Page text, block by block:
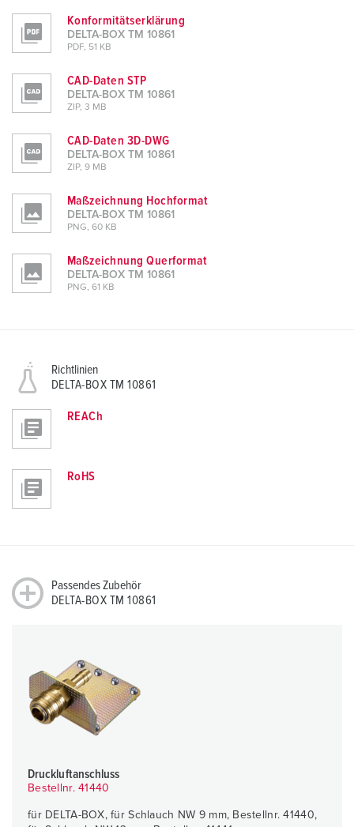
Konformitätserklärung
DELTA-BOX TM 10861
PDF, 51 KB
CAD-Daten STP
DELTA-BOX TM 10861
ZIP, 3 MB
CAD-Daten 3D-DWG
DELTA-BOX TM 10861
ZIP, 9 MB
Maßzeichnung Hochformat
DELTA-BOX TM 10861
PNG, 60 KB
Maßzeichnung Querformat
DELTA-BOX TM 10861
PNG, 61 KB
Richtlinien
DELTA-BOX TM 10861
REACh
RoHS
Passendes Zubehör
DELTA-BOX TM 10861
Druckluftanschluss
Bestellnr. 41440
für DELTA-BOX, für Schlauch NW 9 mm, Bestellnr. 41440,